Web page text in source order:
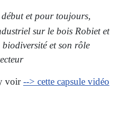
et pour toujours,
sur le bois Robiet et
et son rôle
voir--> cette capsule vidéo